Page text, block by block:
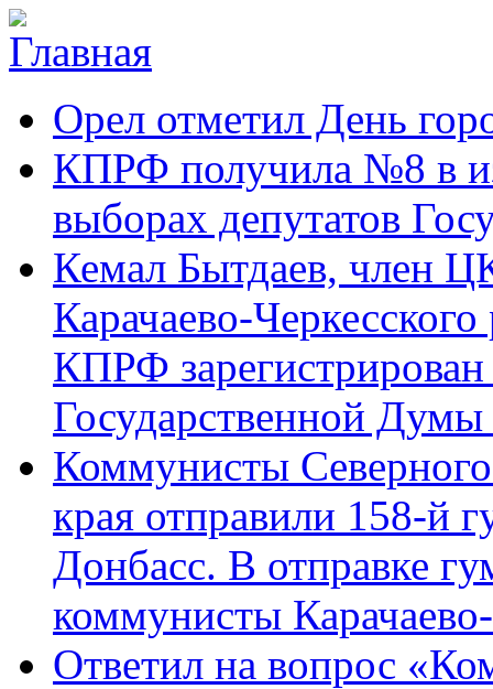
Перейти к основному содержанию
Черкесское
республиканское
отделение
Коммунистической
партии Российской
аргументы,
фактыОрел отметил День
КПРФ получила №8 в
выборах депутатов
Кемал Бытдаев, член
Карачаево-
КПРФ
Государственной
Коммунисты Северного
края отправили 158-й
Донбасс. В отправке
коммунисты
Ответил на вопрос